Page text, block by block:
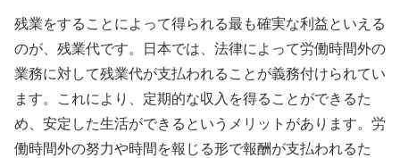
残業をすることによって得られる最も確実な利益といえる
のが、残業代です。日本では、法律によって労働時間外の
業務に対して残業代が支払われることが義務付けられてい
ます。これにより、定期的な収入を得ることができるた
め、安定した生活ができるというメリットがあります。労
働時間外の努力や時間を報じる形で報酬が支払われるた